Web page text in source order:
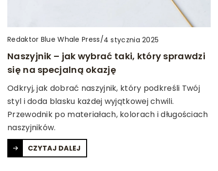
Redaktor Blue Whale Press/4 stycznia 2025
Naszyjnik – jak wybrać taki, który sprawdzi
się na specjalną okazję
Odkryj, jak dobrać naszyjnik, który podkreśli Twój
styl i doda blasku każdej wyjątkowej chwili.
Przewodnik po materiałach, kolorach i długościach
naszyjników.
CZYTAJ DALEJ